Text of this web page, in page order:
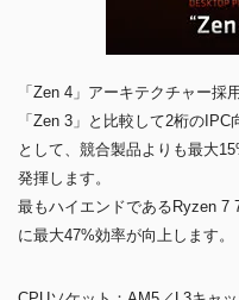
「Zen 4」アーキテクチャー
「Zen 3」と比較して2桁の
として、競合製品よりも最大
発揮します。
最もハイエンドであるRyzen 7
に最大47%効率が向上します。